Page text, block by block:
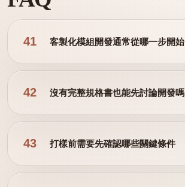
41 客製化模組開發通常從哪一步開始
42 沒有完整規格書也能先討論開發嗎
43 打樣前需要先確認哪些關鍵條件